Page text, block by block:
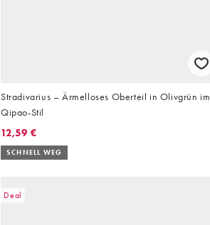
Stradivarius – Ärmelloses Oberteil in Olivgrün im
Qipao-Stil
12,59 €
SCHNELL WEG
Deal